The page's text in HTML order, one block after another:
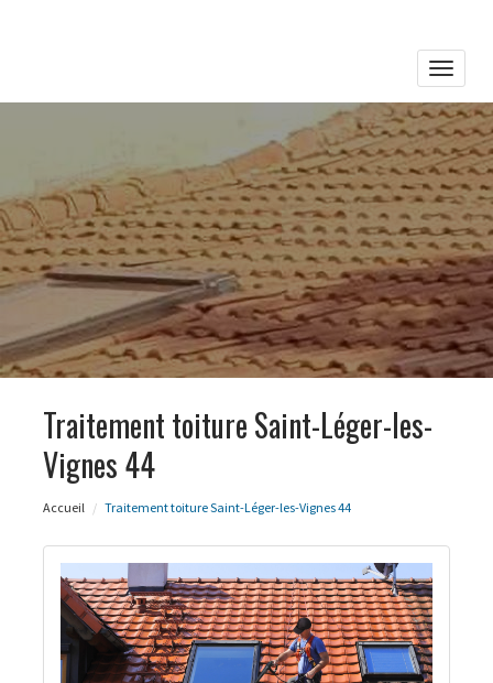
Toggle
Traitement toiture Saint-Léger-les-
Vignes 44
Accueil Traitement toiture Saint-Léger-les-Vignes 44